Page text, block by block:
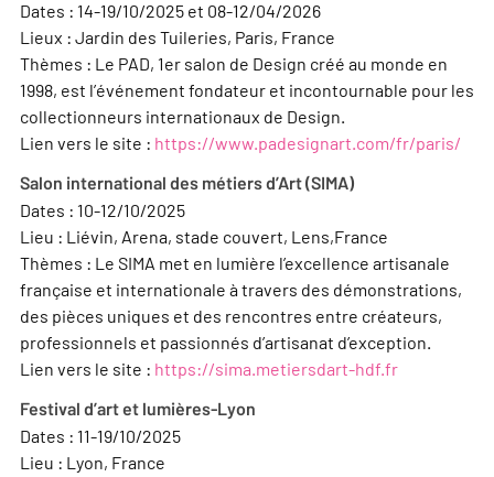
Dates : 14-19/10/2025 et 08-12/04/2026
Lieux : Jardin des Tuileries, Paris, France
Thèmes : Le PAD, 1er salon de Design créé au monde en
1998, est l’événement fondateur et incontournable pour les
collectionneurs internationaux de Design.
Lien vers le site : https://www.padesignart.com/fr/paris/
Salon international des métiers d’Art (SIMA)
Dates : 10-12/10/2025
Lieu : Liévin, Arena, stade couvert, Lens,France
Thèmes : Le SIMA met en lumière l’excellence artisanale
française et internationale à travers des démonstrations,
des pièces uniques et des rencontres entre créateurs,
professionnels et passionnés d’artisanat d’exception.
Lien vers le site : https://sima.metiersdart-hdf.fr
Festival d’art et lumières-Lyon
Dates : 11-19/10/2025
Lieu : Lyon, France